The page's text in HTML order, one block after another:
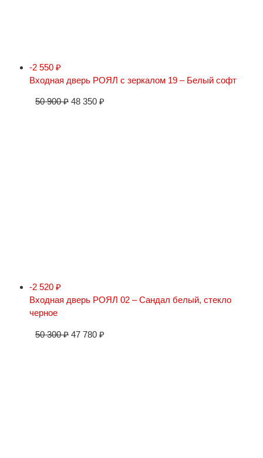
-2 550 ₽
Входная дверь РОЯЛ с зеркалом 19 – Белый софт
50 900₽ 48 350 ₽
-2 520 ₽
Входная дверь РОЯЛ 02 – Сандал белый, стекло
черное
50 300₽ 47 780 ₽